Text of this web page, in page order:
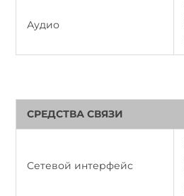
Аудио
СРЕДСТВА СВЯЗИ
Сетевой интерфейс